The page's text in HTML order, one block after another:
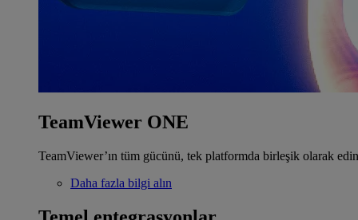
TeamViewer ONE
TeamViewer’ın tüm gücünü, tek platformda birleşik olarak
Daha fazla bilgi alın